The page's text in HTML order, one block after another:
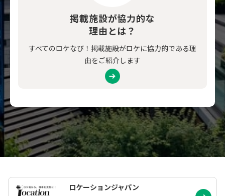
掲載施設が協力的な
理由とは？
すべてのロケなび！掲載施設がロケに協力的である理
由をご紹介します
ロケーションジャパン